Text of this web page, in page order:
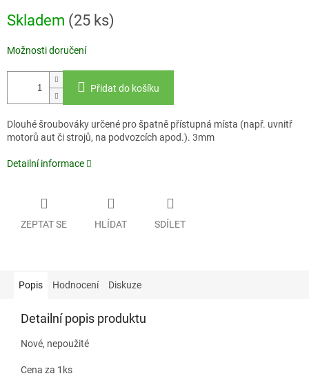
cena:
Skladem (25 ks)
Možnosti doručení
Přidat do košíku
Dlouhé šroubováky určené pro špatně přístupná místa (např. uvnitř
motorů aut či strojů, na podvozcích apod.). 3mm
Detailní informace
ZEPTAT SE HLÍDAT SDÍLET
Popis Hodnocení Diskuze
Detailní popis produktu
Nové, nepoužité
Cena za 1ks